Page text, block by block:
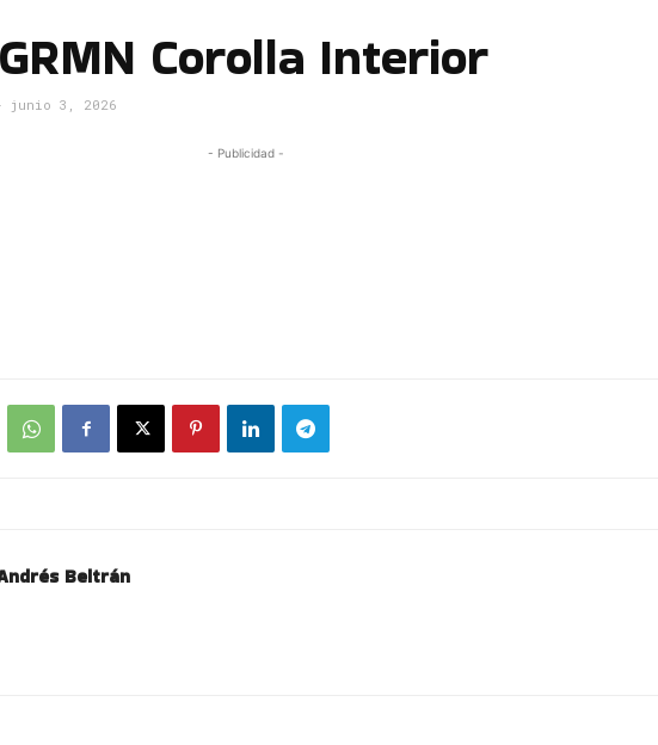
Corolla Interior
junio 3, 2026
- Publicidad -
Beltrán